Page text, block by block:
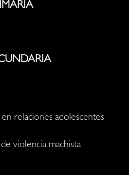
relaciones adolescentes
violencia machista